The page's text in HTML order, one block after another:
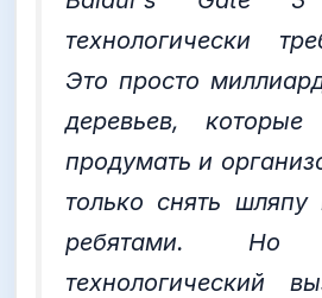
технологически
Это просто
деревьев,
продумать и
только снять шляпу
ребятами.
технологический